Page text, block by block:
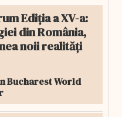
Ediția a XV-a:
din România,
noii realități
Bucharest World